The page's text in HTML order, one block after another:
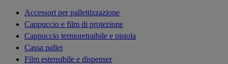
Accessori per pallettizzazione
Cappuccio e film di protezione
Cappuccio termoretraibile e pistola
Cassa pallet
Film estensibile e dispenser